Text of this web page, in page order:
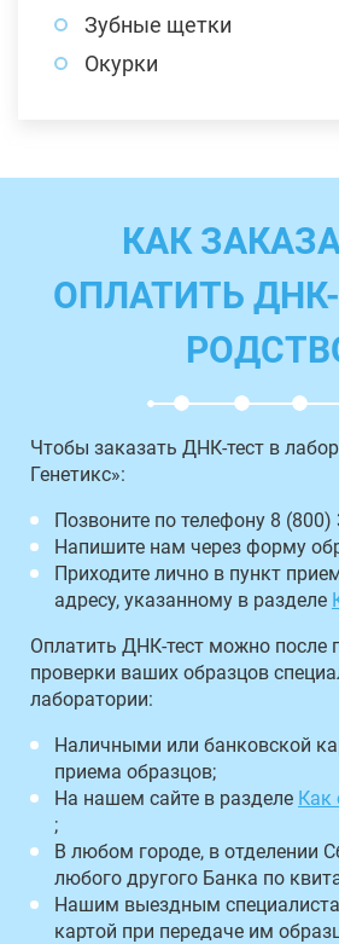
Зубные щетки
Окурки
КАК
ОПЛАТИТЬ
Чтобы заказать ДНК-тест в
Генетикс»:
Позвоните по телефону 8 (800)
Напишите нам через форму
Приходите лично в пункт
адресу, указанному в разделе
Оплатить ДНК-тест можно после
проверки ваших образцов
лаборатории:
Наличными или банковской
приема образцов;
На нашем сайте в разделе Как
;
В любом городе, в отделении
любого другого Банка по
Нашим выездным
картой при передаче им